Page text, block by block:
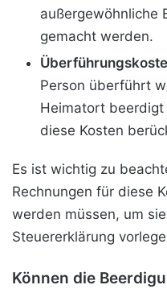
außergewöhnliche
gemacht werden.
Person überführt
Heimatort
diese Kosten
Es ist wichtig zu
Rechnungen für diese
werden müssen, um
Steuererklärung
Können die